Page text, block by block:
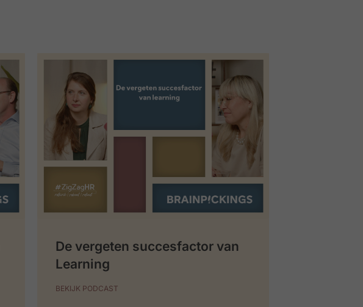
De vergeten succesfactor van
Learning
BEKIJK PODCAST